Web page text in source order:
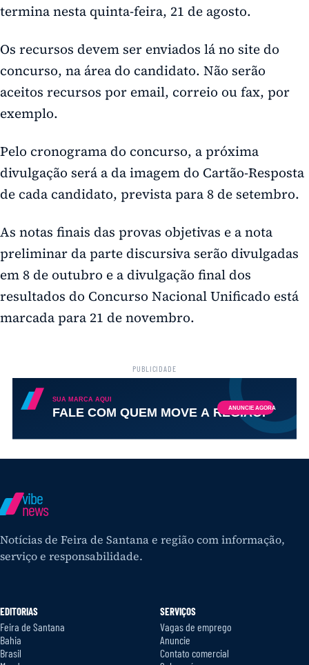
termina nesta quinta-feira, 21 de agosto.
Os recursos devem ser enviados lá no site do
concurso, na área do candidato. Não serão
aceitos recursos por email, correio ou fax, por
exemplo.
Pelo cronograma do concurso, a próxima
divulgação será a da imagem do Cartão-Resposta
de cada candidato, prevista para 8 de setembro.
As notas finais das provas objetivas e a nota
preliminar da parte discursiva serão divulgadas
em 8 de outubro e a divulgação final dos
resultados do Concurso Nacional Unificado está
marcada para 21 de novembro.
PUBLICIDADE
vibe
news
Notícias de Feira de Santana e região com informação,
serviço e responsabilidade.
EDITORIAS
Feira de Santana
Bahia
Brasil
SERVIÇOS
Vagas de emprego
Anuncie
Contato comercial